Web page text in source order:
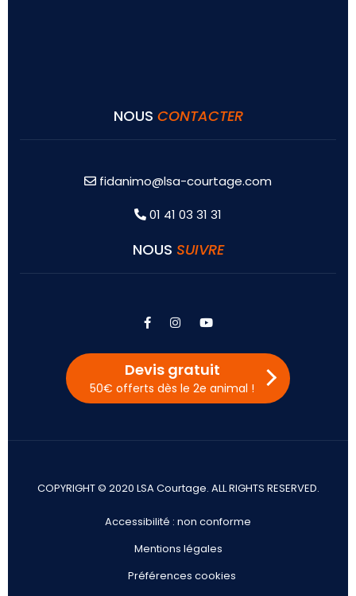
NOUS CONTACTER
fidanimo@lsa-courtage.com
01 41 03 31 31
NOUS SUIVRE
facebookinstagramyoutube
Devis gratuit
50€ offerts dès le 2e animal !
COPYRIGHT © 2020 LSA Courtage. ALL RIGHTS RESERVED.
Accessibilité : non conforme
Mentions légales
Préférences cookies